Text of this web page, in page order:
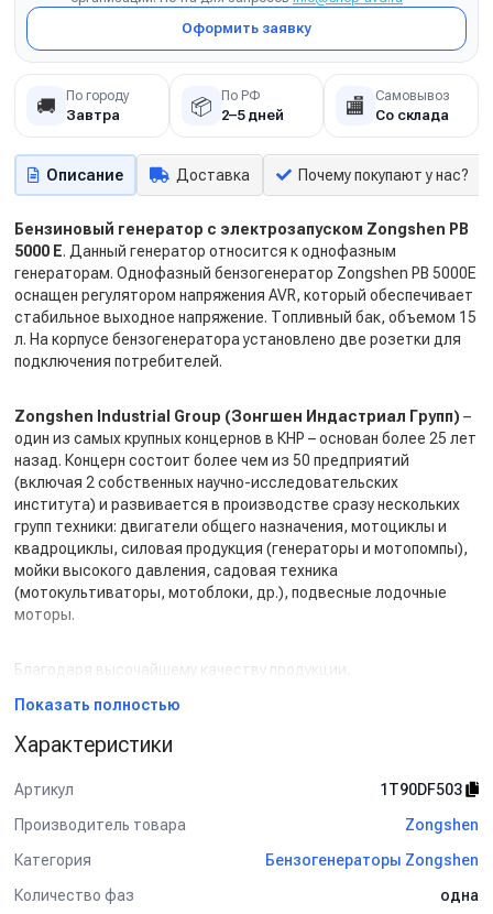
Оформить заявку
🚚 По городу
Завтра 📦 По РФ
2–5 дней 🏬 Самовывоз
Со склада
Описание Доставка Почему покупают у нас?
Бензиновый генератор с электрозапуском Zongshen PB
5000 E. Данный генератор относится к однофазным
генераторам. Однофазный бензогенератор Zongshen PB 5000E
оснащен регулятором напряжения AVR, который обеспечивает
стабильное выходное напряжение. Топливный бак, объемом 15
л. На корпусе бензогенератора установлено две розетки для
подключения потребителей.
Zongshen Industrial Group (Зонгшен Индастриал Групп) –
один из самых крупных концернов в КНР – основан более 25 лет
назад. Концерн состоит более чем из 50 предприятий
(включая 2 собственных научно-исследовательских
института) и развивается в производстве сразу нескольких
групп техники: двигатели общего назначения, мотоциклы и
квадроциклы, силовая продукция (генераторы и мотопомпы),
мойки высокого давления, садовая техника
(мотокультиваторы, мотоблоки, др.), подвесные лодочные
моторы.
Благодаря высочайшему качеству продукции,
Zongshen Industrial Group, проходит как минимум 2
контрольные проверки на заводах), богатой функциональности
и привлекательным ценам, продукция Zongshen (Зонгшен)
завоевала доверие огромного числа потребителей не только в
КНР, но и по всему миру.
Подтверждением вышесказанного является один
назначения концерн Zongshen по итогам первого полугодия
2017 года занял 3 место в мире, уступая лишь 2-м грандам:
Показать полностью
Характеристики
Артикул
1T90DF503
Производитель товара
Zongshen
Категория
Бензогенераторы Zongshen
Количество фаз
одна